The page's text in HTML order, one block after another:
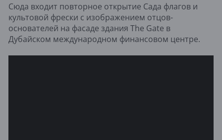
Сюда входит повторное открытие Сада флагов и
культовой фрески с изображением отцов-
основателей на фасаде здания The Gate в
Дубайском международном финансовом центре.